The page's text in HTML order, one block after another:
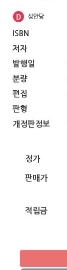
ISBN
저자
발행일
분량
편집
판형
개정판정보
정가
판매가
적립금